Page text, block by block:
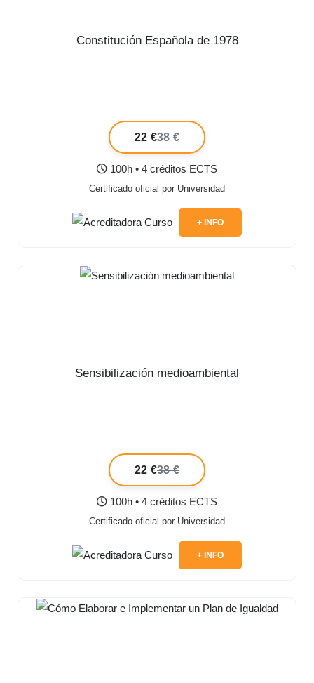
Constitución Española de 1978
22 €38 €
100h • 4 créditos ECTS
Certificado oficial por Universidad
+ INFO
Sensibilización medioambiental
22 €38 €
100h • 4 créditos ECTS
Certificado oficial por Universidad
+ INFO